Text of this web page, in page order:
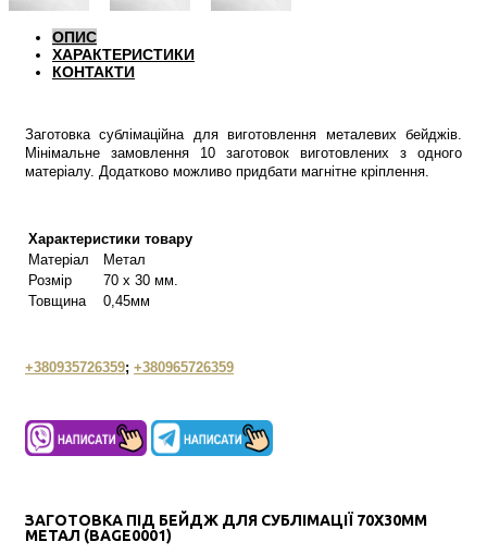
ОПИС
ХАРАКТЕРИСТИКИ
КОНТАКТИ
Заготовка сублімаційна для виготовлення металевих бейджів.
Мінімальне замовлення 10 заготовок виготовлених з одного
матеріалу. Додатково можливо придбати магнітне кріплення.
Характеристики товару
Матеріал
Метал
Розмір
70 х 30 мм.
Товщина
0,45мм
+380935726359; +380965726359
ЗАГОТОВКА ПІД БЕЙДЖ ДЛЯ СУБЛІМАЦІЇ 70Х30ММ
МЕТАЛ (BAGE0001)